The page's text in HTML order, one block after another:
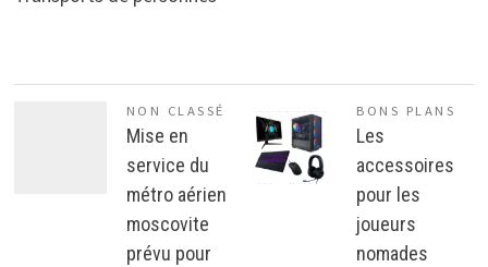
NON CLASSÉ
Mise en
service du
métro aérien
moscovite
prévu pour
BONS PLANS
Les
accessoires
pour les
joueurs
nomades